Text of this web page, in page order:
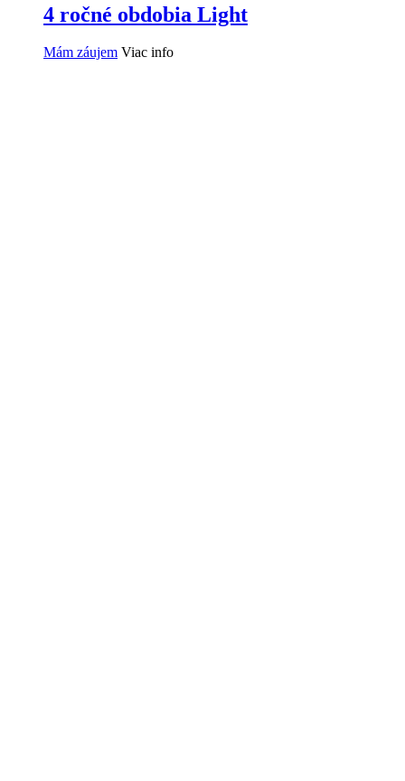
4 ročné obdobia Light
Mám záujem Viac info